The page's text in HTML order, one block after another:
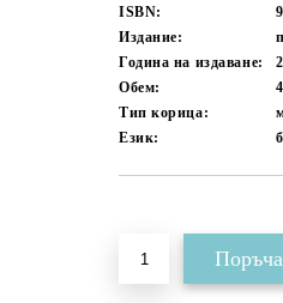
ISBN:
Издание:
Година на издаване:
Обем:
Тип корица:
Език: